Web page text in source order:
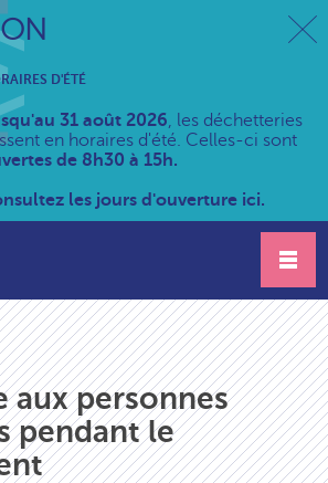
D'ÉTÉ
31 août 2026, les déchetteries
en horaires d'été. Celles-ci sont
de 8h30 à 15h.
les jours d'ouverture ici.
aux personnes
pendant le